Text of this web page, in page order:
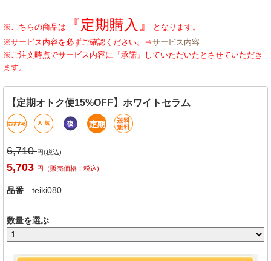
※こちらの商品は 『定期購入』
となります。
※サービス内容を必ずご確認ください。⇒サービス内容
※ご注文時点でサービス内容に『承諾』していただいたとさせていただき
ます。
【定期オトク便15%OFF】ホワイトセラム
6,710円(税込)
5,703 円（販売価格：税込)
品番 teiki080
数量を選ぶ